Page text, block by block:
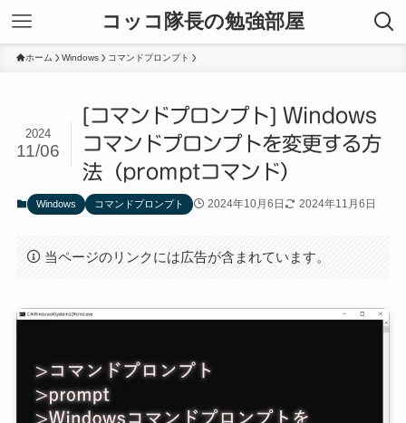
コッコ隊長の勉強部屋
ホーム Windows コマンドプロンプト
[コマンドプロンプト] Windows
コマンドプロンプトを変更する方
法（promptコマンド）
2024
11/06
Windows コマンドプロンプト 2024年10月6日 2024年11月6日
当ページのリンクには広告が含まれています。